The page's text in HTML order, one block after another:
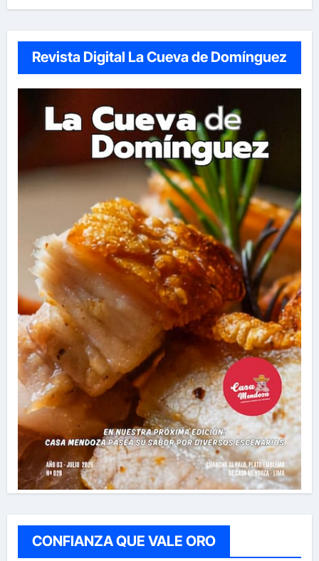
Revista Digital La Cueva de Domínguez
CONFIANZA QUE VALE ORO